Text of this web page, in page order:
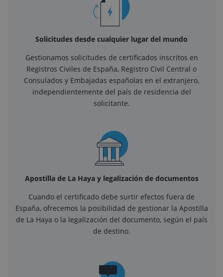
Solicitudes desde cualquier lugar del mundo
Gestionamos solicitudes de certificados inscritos en
Registros Civiles de España, Registro Civil Central o
Consulados y Embajadas españolas en el extranjero,
independientemente del país de residencia del
solicitante.
Apostilla de La Haya y legalización de documentos
Cuando el certificado debe surtir efectos fuera de
España, ofrecemos la posibilidad de gestionar la Apostilla
de La Haya o la legalización del documento, según el país
de destino.